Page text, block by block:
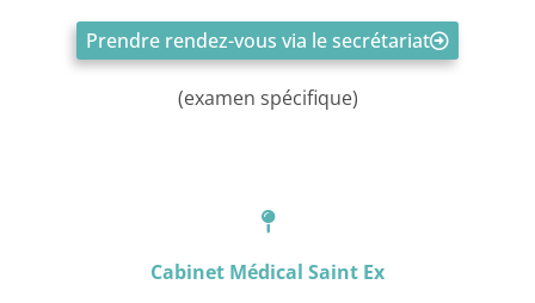
Prendre rendez-vous via le secrétariat
(examen spécifique)
Cabinet Médical Saint Ex